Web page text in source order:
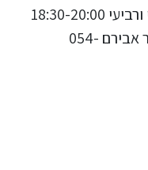
איגרוף תאילנדי לבוגרים גילאי 16+ ימי שני ורביעי 18:30-20:00
מנוי חלקי עד 8 אימונים בחודש מאמן עופר אבירם 054-